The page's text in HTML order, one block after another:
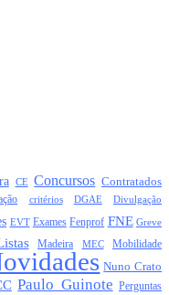
CE Concursos Contratados
critérios DGAE Divulgação
EVT Exames Fenprof FNE Greve
Madeira MEC Mobilidade
Nuno Crato
Paulo Guinote Perguntas